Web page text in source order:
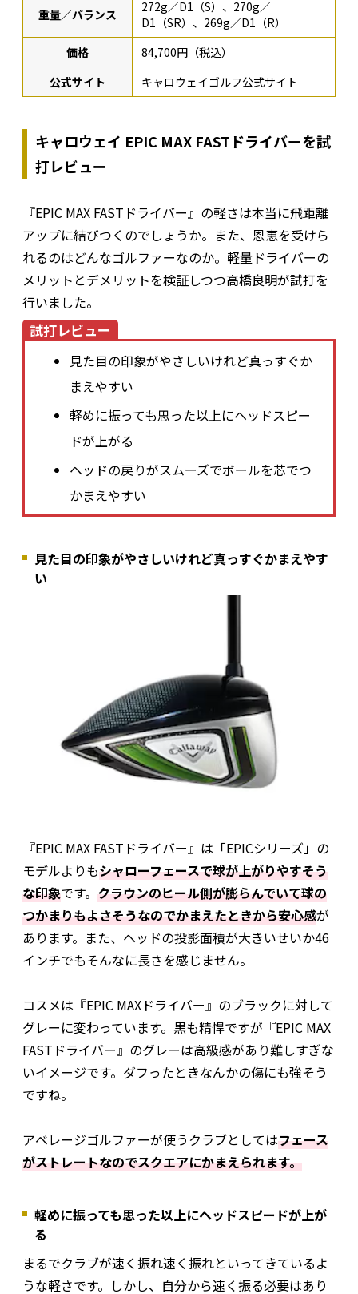
重量／バランス
272g／D1（S）、270g／
D1（SR）、269g／D1（R）
価格
84,700円（税込）
公式サイト
キャロウェイゴルフ公式サイト
キャロウェイ EPIC MAX FASTドライバーを試
打レビュー
『EPIC MAX FASTドライバー』の軽さは本当に飛距離
アップに結びつくのでしょうか。また、恩恵を受けら
れるのはどんなゴルファーなのか。軽量ドライバーの
メリットとデメリットを検証しつつ高橋良明が試打を
行いました。
試打レビュー
見た目の印象がやさしいけれど真っすぐか
まえやすい
軽めに振っても思った以上にヘッドスピー
ドが上がる
ヘッドの戻りがスムーズでボールを芯でつ
かまえやすい
見た目の印象がやさしいけれど真っすぐかまえやす
い
『EPIC MAX FASTドライバー』は「EPICシリーズ」の
モデルよりもシャローフェースで球が上がりやすそう
な印象です。 クラウンのヒール側が膨らんでいて球の
つかまりもよさそうなのでかまえたときから安心感が
あります。また、ヘッドの投影面積が大きいせいか46
インチでもそんなに長さを感じません。
コスメは『EPIC MAXドライバー』のブラックに対して
グレーに変わっています。黒も精悍ですが『EPIC MAX
FASTドライバー』のグレーは高級感があり難しすぎな
いイメージです。ダフったときなんかの傷にも強そう
ですね。
アベレージゴルファーが使うクラブとしてはフェース
がストレートなのでスクエアにかまえられます。
軽めに振っても思った以上にヘッドスピードが上が
る
まるでクラブが速く振れ速く振れといってきているよ
うな軽さです。しかし、自分から速く振る必要はあり